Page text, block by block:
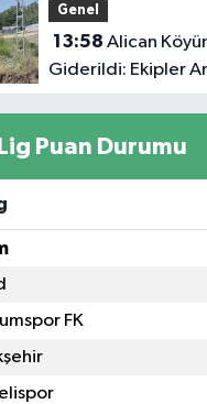
Genel
13:58
Giderildi: Ekipler
Etti
Puan Durumu
FK